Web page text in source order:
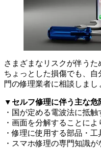
さまざまなリスクが伴うた
ちょっとした損傷でも、
門の修理業者に相談しまし
▼セルフ修理に伴う主な危
・国が定める電波法に抵
・画面を分解することに
・修理に使用する部品・
・スマホ修理の専門知識